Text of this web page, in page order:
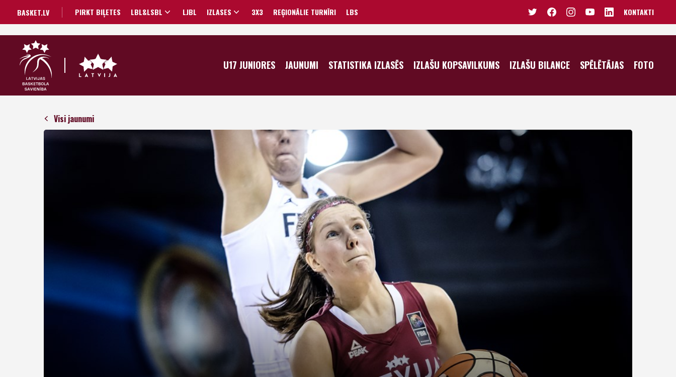
BASKET.LV PIRKT BIĻETES LBL&LSBL LJBL IZLASES
VĪRIEŠI
VĪRIEŠI U20
JUNIORI U18
PUIŠI U14
SIEVIETES U20
JUNIORES U18
3X3 REĢIONĀLIE TURNĪRI LBS KONTAKTI
U17 JUNIORES JAUNUMI STATISTIKA IZLASĒS IZLAŠU KOPSAVILKUMS IZLAŠU BILANCE SPĒLĒTĀJAS FOTO
Visi jaunumi